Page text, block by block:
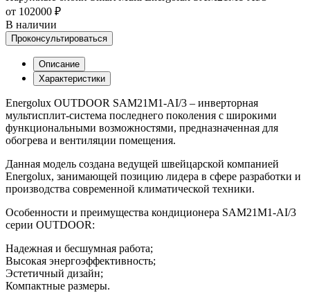
от 102000 ₽
В наличии
Проконсультироваться
Описание
Характеристики
Energolux OUTDOOR SAM21M1-AI/3 – инверторная
мультисплит-система последнего поколения с широкими
функциональными возможностями, предназначенная для
обогрева и вентиляции помещения.
Данная модель создана ведущей швейцарской компанией
Energolux, занимающей позицию лидера в сфере разработки и
производства современной климатической техники.
Особенности и преимущества кондиционера SAM21M1-AI/3
серии OUTDOOR:
Надежная и бесшумная работа;
Высокая энергоэффективность;
Эстетичный дизайн;
Компактные размеры.